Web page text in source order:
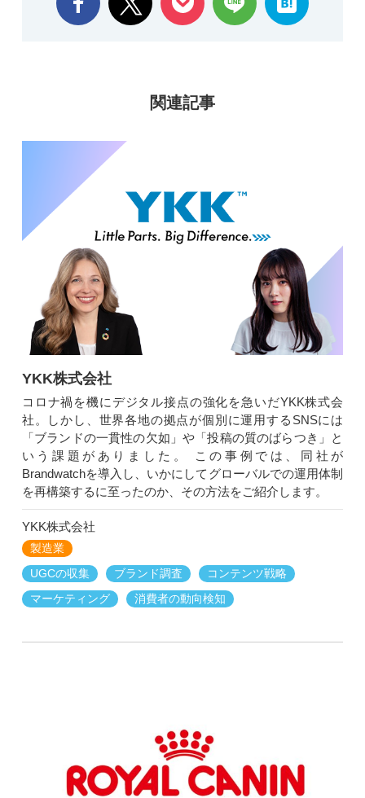
関連記事
YKK株式会社
コロナ禍を機にデジタル接点の強化を急いだYKK株式会
社。しかし、世界各地の拠点が個別に運用するSNSには
「ブランドの一貫性の欠如」や「投稿の質のばらつき」と
いう課題がありました。 この事例では、同社が
Brandwatchを導入し、いかにしてグローバルでの運用体制
を再構築するに至ったのか、その方法をご紹介します。
YKK株式会社
製造業
UGCの収集
ブランド調査
コンテンツ戦略
マーケティング
消費者の動向検知